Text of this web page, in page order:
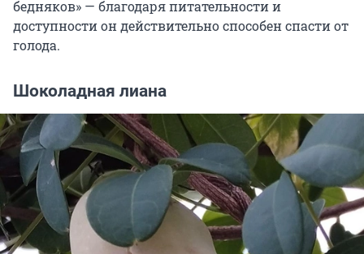
бедняков» — благодаря питательности и
доступности он действительно способен спасти от
голода.
Шоколадная лиана